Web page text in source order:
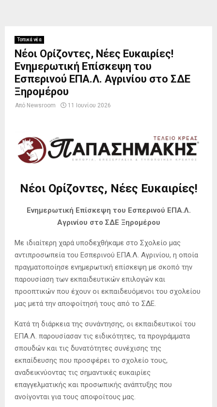
Τοπικά νέα
Νέοι Ορίζοντες, Νέες Ευκαιρίες!
Ενημερωτική Επίσκεψη του
Εσπερινού ΕΠΑ.Λ. Αγρινίου στο ΣΔΕ
Ξηρομέρου
Από Newsroom 11 Ιουνίου 2026
Νέοι Ορίζοντες, Νέες Ευκαιρίες!
Ενημερωτική Επίσκεψη του Εσπερινού ΕΠΑ.Λ.
Αγρινίου στο ΣΔΕ Ξηρομέρου
Με ιδιαίτερη χαρά υποδεχθήκαμε στο Σχολείο μας
αντιπροσωπεία του Εσπερινού ΕΠΑ.Λ. Αγρινίου, η οποία
πραγματοποίησε ενημερωτική επίσκεψη με σκοπό την
παρουσίαση των εκπαιδευτικών επιλογών και
προοπτικών που έχουν οι εκπαιδευόμενοι του σχολείου
μας μετά την αποφοίτησή τους από το ΣΔΕ.
Κατά τη διάρκεια της συνάντησης, οι εκπαιδευτικοί του
ΕΠΑ.Λ. παρουσίασαν τις ειδικότητες, τα προγράμματα
σπουδών και τις δυνατότητες συνέχισης της
εκπαίδευσης που προσφέρει το σχολείο τους,
αναδεικνύοντας τις σημαντικές ευκαιρίες
επαγγελματικής και προσωπικής ανάπτυξης που
ανοίγονται για τους αποφοίτους μας.